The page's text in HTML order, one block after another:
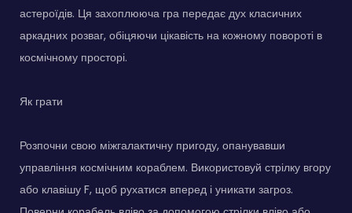
астероїдів. Ця захоплююча гра передає дух класичних
аркадних розваг, обіцяючи цікавість на кожному повороті в
космічному просторі.
Як грати
Розпочни свою міжгалактичну пригоду, опанувавши
управління космічним кораблем. Використовуй стрілку вгору
або клавішу F, щоб рухатися вперед і уникати загроз.